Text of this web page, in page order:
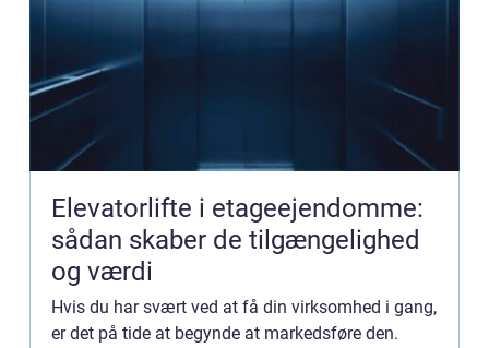
Elevatorlifte i etageejendomme:
sådan skaber de tilgængelighed
og værdi
Hvis du har svært ved at få din virksomhed i gang,
er det på tide at begynde at markedsføre den.